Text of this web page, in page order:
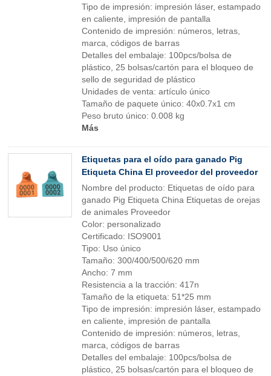
Tipo de impresión: impresión láser, estampado
en caliente, impresión de pantalla
Contenido de impresión: números, letras,
marca, códigos de barras
Detalles del embalaje: 100pcs/bolsa de
plástico, 25 bolsas/cartón para el bloqueo de
sello de seguridad de plástico
Unidades de venta: artículo único
Tamaño de paquete único: 40x0.7x1 cm
Peso bruto único: 0.008 kg
Más
Etiquetas para el oído para ganado Pig
Etiqueta China El proveedor del proveedor
Nombre del producto: Etiquetas de oído para
ganado Pig Etiqueta China Etiquetas de orejas
de animales Proveedor
Color: personalizado
Certificado: ISO9001
Tipo: Uso único
Tamaño: 300/400/500/620 mm
Ancho: 7 mm
Resistencia a la tracción: 417n
Tamaño de la etiqueta: 51*25 mm
Tipo de impresión: impresión láser, estampado
en caliente, impresión de pantalla
Contenido de impresión: números, letras,
marca, códigos de barras
Detalles del embalaje: 100pcs/bolsa de
plástico, 25 bolsas/cartón para el bloqueo de